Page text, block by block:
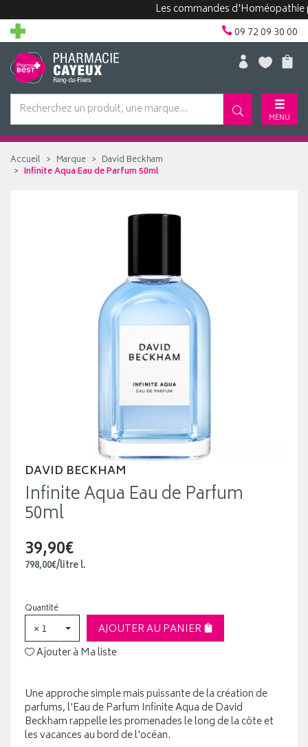
Les commandes d'Homéopathie
09 72 09 30 00
MENU
Accueil Marque
David Beckham
Infinite Aqua Eau de Parfum 50ml
DAVID BECKHAM
Infinite Aqua Eau de Parfum
50ml
39,90€
798,00€/litrel.
Quantité
× 1
AJOUTER AU PANIER
Ajouter à Ma liste
Une approche simple mais puissante de la création de
parfums, l'Eau de Parfum Infinite Aqua de David
Beckham rappelle les promenades le long de la côte et
les vacances au bord de l'océan.